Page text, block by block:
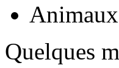
Animaux
Quelques